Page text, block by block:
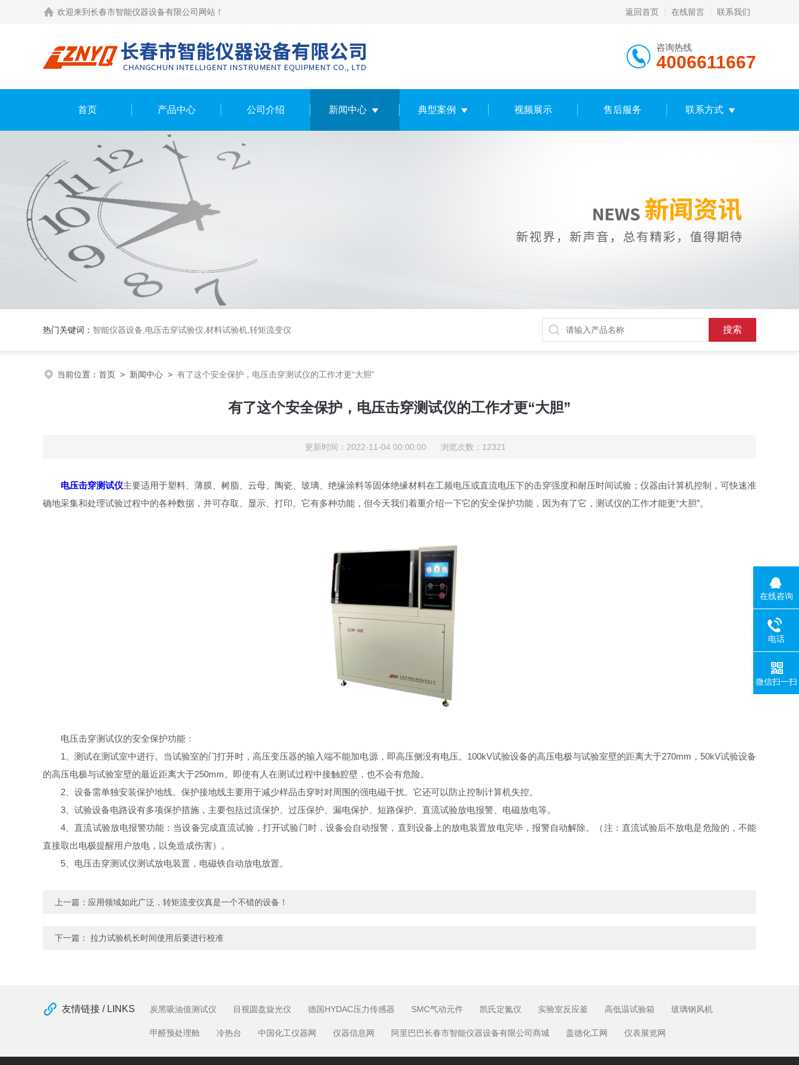
欢迎来到长春市智能仪器设备有限公司网站！ 返回首页 在线留言 联系我们
咨询热线
4006611667
首页 产品中心 公司介绍 新闻中心 典型案例 视频展示 售后服务 联系方式
热门关键词： 智能仪器设备,电压击穿试验仪,材料试验机,转矩流变仪
当前位置： 首页 > 新闻中心 > 有了这个安全保护，电压击穿测试仪的工作才更“大胆”
有了这个安全保护，电压击穿测试仪的工作才更“大胆”
更新时间：2022-11-04 00:00:00 浏览次数：12321
电压击穿测试仪主要适用于塑料、薄膜、树脂、云母、陶瓷、玻璃、绝缘涂料等固体绝缘材料在工频电压或直流电压下的击穿强度和耐压时间试验；仪器由计算机控制，可快速准
确地采集和处理试验过程中的各种数据，并可存取、显示、打印。它有多种功能，但今天我们着重介绍一下它的安全保护功能，因为有了它，测试仪的工作才能更“大胆”。
电压击穿测试仪的安全保护功能：
1、测试在测试室中进行。当试验室的门打开时，高压变压器的输入端不能加电源，即高压侧没有电压。100kV试验设备的高压电极与试验室壁的距离大于270mm，50kV试验设备
的高压电极与试验室壁的最近距离大于250mm。即使有人在测试过程中接触腔壁，也不会有危险。
2、设备需单独安装保护地线。保护接地线主要用于减少样品击穿时对周围的强电磁干扰。它还可以防止控制计算机失控。
3、试验设备电路设有多项保护措施，主要包括过流保护、过压保护、漏电保护、短路保护、直流试验放电报警、电磁放电等。
4、直流试验放电报警功能：当设备完成直流试验，打开试验门时，设备会自动报警，直到设备上的放电装置放电完毕，报警自动解除。（注：直流试验后不放电是危险的，不能
直接取出电极提醒用户放电，以免造成伤害）。
5、电压击穿测试仪测试放电装置，电磁铁自动放电放置。
上一篇： 应用领域如此广泛，转矩流变仪真是一个不错的设备！
下一篇： 拉力试验机长时间使用后要进行校准
友情链接 / LINKS 炭黑吸油值测试仪 目视圆盘旋光仪 德国HYDAC压力传感器 SMC气动元件 凯氏定氮仪 实验室反应釜 高低温试验箱 玻璃钢风机
甲醛预处理舱 冷热台 中国化工仪器网 仪器信息网 阿里巴巴长春市智能仪器设备有限公司商城 盖德化工网 仪表展览网
在线咨询
电话
微信扫一扫